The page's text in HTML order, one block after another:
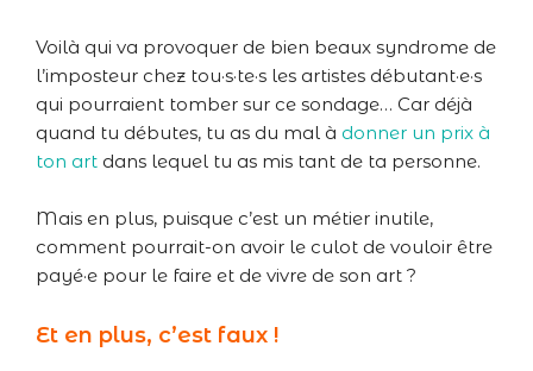
Voilà qui va provoquer de bien beaux syndrome de
l’imposteur chez tou·s·te·s les artistes débutant·e·s
qui pourraient tomber sur ce sondage… Car déjà
quand tu débutes, tu as du mal à donner un prix à
ton art dans lequel tu as mis tant de ta personne.
Mais en plus, puisque c’est un métier inutile,
comment pourrait-on avoir le culot de vouloir être
payé·e pour le faire et de vivre de son art ?
Et en plus, c’est faux !